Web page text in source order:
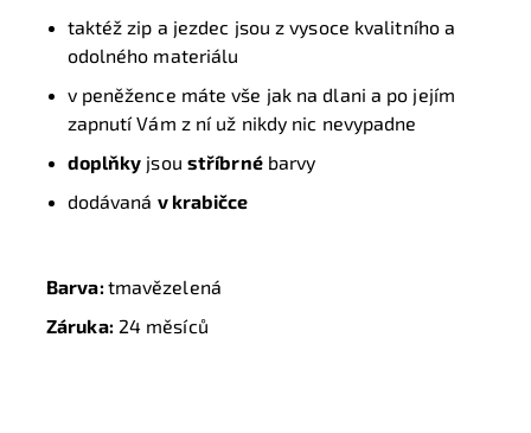
taktéž zip a jezdec jsou z vysoce kvalitního a
odolného materiálu
v peněžence máte vše jak na dlani a po jejím
zapnutí Vám z ní už nikdy nic nevypadne
doplňky jsou stříbrnébarvy
dodávaná v krabičce
Barva:tmavězelená
Záruka:24 měsíců